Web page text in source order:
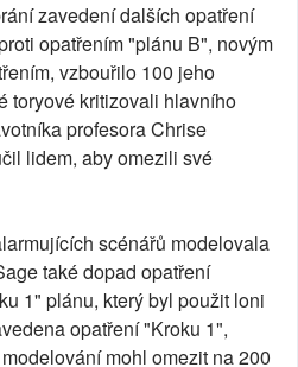
zavedení dalších opatření
opatřením "plánu B", novým
vzbouřilo 100 jeho
toryové kritizovali hlavního
profesora Chrise
lidem, aby omezili své
scénářů modelovala
také dopad opatření
1" plánu, který byl použit loni
opatření "Kroku 1",
mohl omezit na 200